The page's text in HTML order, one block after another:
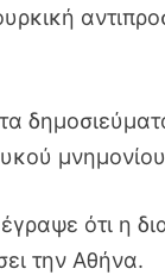
ότι η
την Αθήνα.